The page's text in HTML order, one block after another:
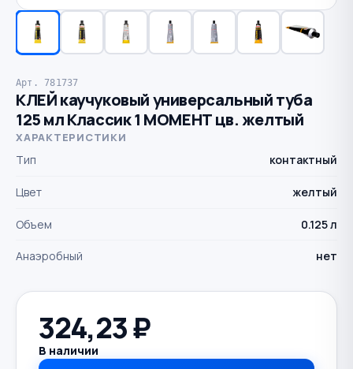
Арт. 781737
КЛЕЙ каучуковый универсальный туба
125 мл Классик 1 МОМЕНТ цв. желтый
ХАРАКТЕРИСТИКИ
Тип контактный
Цвет желтый
Объем 0.125 л
Анаэробный нет
324,23₽
В наличии